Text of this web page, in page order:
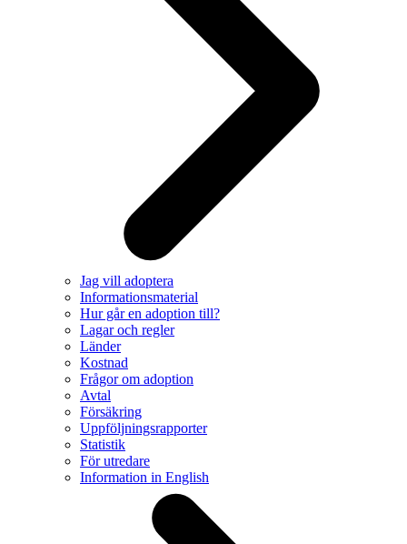
Jag vill adoptera
Informationsmaterial
Hur går en adoption till?
Lagar och regler
Länder
Kostnad
Frågor om adoption
Avtal
Försäkring
Uppföljningsrapporter
Statistik
För utredare
Information in English